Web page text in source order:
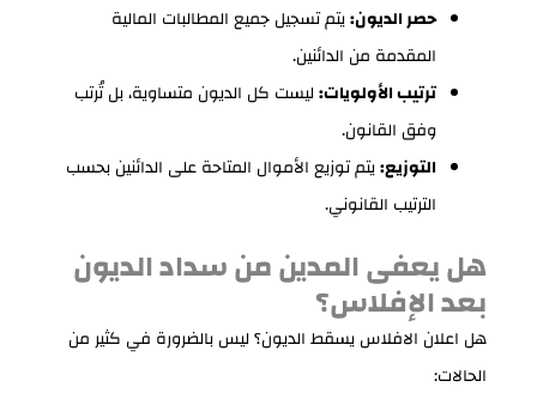
حصر الديون:يتم تسجيل جميع المطالبات المالية
المقدمة من الدائنين.
ترتيب الأولويات:ليست كل الديون متساوية، بل تُرتب
وفق القانون.
التوزيع:يتم توزيع الأموال المتاحة على الدائنين بحسب
الترتيب القانوني.
هل يعفى المدين من سداد الديون
بعد الإفلاس؟
هل اعلان الافلاس يسقط الديون؟ ليس بالضرورة في كثير من
الحالات: